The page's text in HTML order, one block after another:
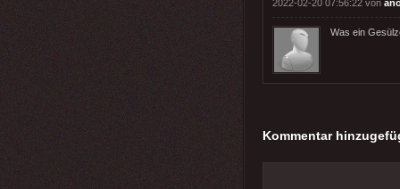
2022-02-20 07:56:22 von
Was ein
Kommentar